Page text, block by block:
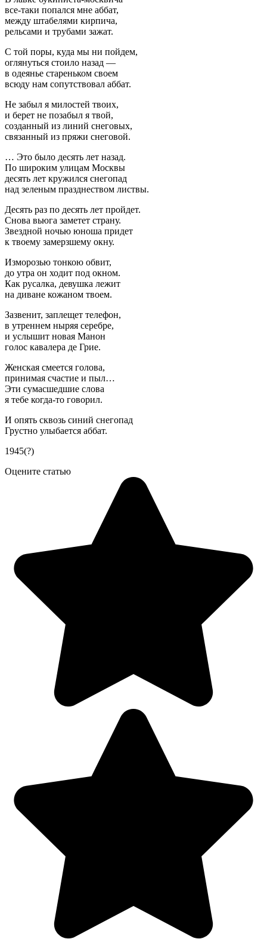
все-таки попался мне аббат,
между штабелями кирпича,
рельсами и трубами зажат.
С той поры, куда мы ни пойдем,
оглянуться стоило назад —
в одеянье стареньком своем
всюду нам сопутствовал аббат.
Не забыл я милостей твоих,
и берет не позабыл я твой,
созданный из линий снеговых,
связанный из пряжи снеговой.
… Это было десять лет назад.
По широким улицам Москвы
десять лет кружился снегопад
над зеленым празднеством листвы.
Десять раз по десять лет пройдет.
Снова вьюга заметет страну.
Звездной ночью юноша придет
к твоему замерзшему окну.
Изморозью тонкою обвит,
до утра он ходит под окном.
Как русалка, девушка лежит
на диване кожаном твоем.
Зазвенит, заплещет телефон,
в утреннем ныряя серебре,
и услышит новая Манон
голос кавалера де Грие.
Женская смеется голова,
принимая счастие и пыл…
Эти сумасшедшие слова
я тебе когда-то говорил.
И опять сквозь синий снегопад
Грустно улыбается аббат.
1945(?)
Оцените статью